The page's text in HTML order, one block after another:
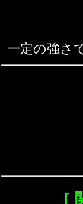
一定の強さ
［